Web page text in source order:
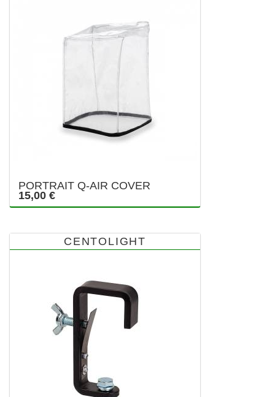
PORTRAIT Q-AIR COVER
15,00 €
CENTOLIGHT